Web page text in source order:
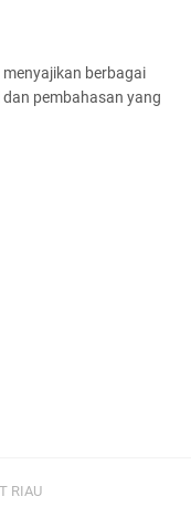
hingga
Melaka,
berbagai
pembahasan yang
RIAU